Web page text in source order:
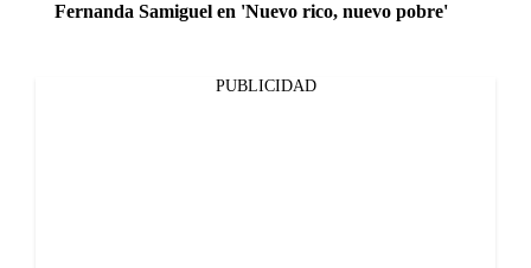
Fernanda Samiguel en 'Nuevo rico, nuevo pobre'
PUBLICIDAD